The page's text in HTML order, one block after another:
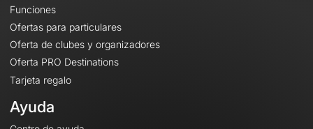
Funciones
Ofertas para particulares
Oferta de clubes y organizadores
Oferta PRO Destinations
Tarjeta regalo
Ayuda